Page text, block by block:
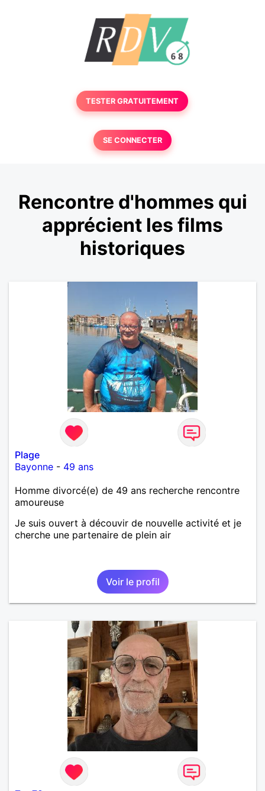
TESTER GRATUITEMENT
SE CONNECTER
Rencontre d'hommes qui
apprécient les films
historiques
Plage
Bayonne - 49 ans
Homme divorcé(e) de 49 ans recherche rencontre
amoureuse
Je suis ouvert à découvir de nouvelle activité et je
cherche une partenaire de plein air
Voir le profil